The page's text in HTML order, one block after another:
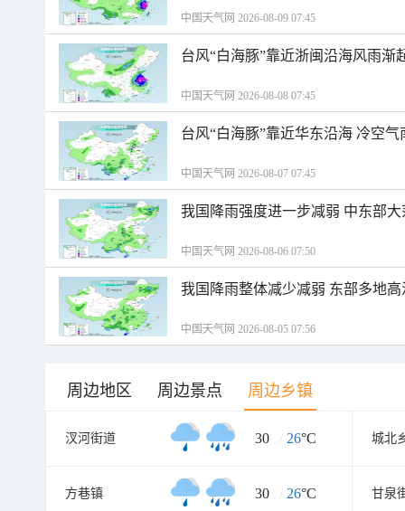
中国天气网 2026-08-09 07:45
台风“白海豚”靠近浙闽沿海风雨渐
中国天气网 2026-08-08 07:45
台风“白海豚”靠近华东沿海 冷空
中国天气网 2026-08-07 07:45
我国降雨强度进一步减弱 中东部
中国天气网 2026-08-06 07:50
我国降雨整体减少减弱 东部多地
中国天气网 2026-08-05 07:56
周边地区 周边景点 周边乡镇
汊河街道 30 / 26°C 城北
方巷镇 30 / 26°C 甘泉